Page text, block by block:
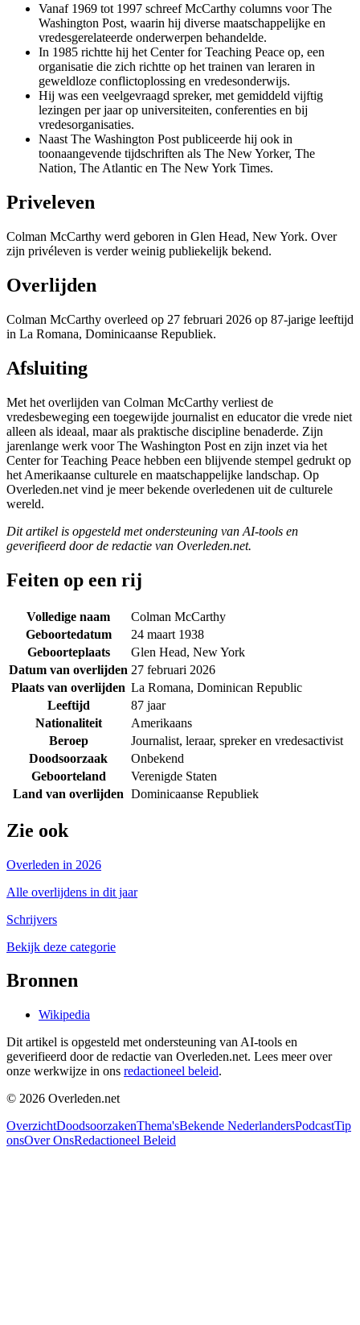
Vanaf 1969 tot 1997 schreef McCarthy columns voor The
Washington Post, waarin hij diverse maatschappelijke en
vredesgerelateerde onderwerpen behandelde.
In 1985 richtte hij het Center for Teaching Peace op, een
organisatie die zich richtte op het trainen van leraren in
geweldloze conflictoplossing en vredesonderwijs.
Hij was een veelgevraagd spreker, met gemiddeld vijftig
lezingen per jaar op universiteiten, conferenties en bij
vredesorganisaties.
Naast The Washington Post publiceerde hij ook in
toonaangevende tijdschriften als The New Yorker, The
Nation, The Atlantic en The New York Times.
Priveleven
Colman McCarthy werd geboren in Glen Head, New York. Over
zijn privéleven is verder weinig publiekelijk bekend.
Overlijden
Colman McCarthy overleed op 27 februari 2026 op 87-jarige leeftijd
in La Romana, Dominicaanse Republiek.
Afsluiting
Met het overlijden van Colman McCarthy verliest de
vredesbeweging een toegewijde journalist en educator die vrede niet
alleen als ideaal, maar als praktische discipline benaderde. Zijn
jarenlange werk voor The Washington Post en zijn inzet via het
Center for Teaching Peace hebben een blijvende stempel gedrukt op
het Amerikaanse culturele en maatschappelijke landschap. Op
Overleden.net vind je meer bekende overledenen uit de culturele
wereld.
Dit artikel is opgesteld met ondersteuning van AI-tools en
geverifieerd door de redactie van Overleden.net.
Feiten op een rij
Volledige naam
Colman McCarthy
Geboortedatum
24 maart 1938
Geboorteplaats
Glen Head, New York
Datum van overlijden 27 februari 2026
Plaats van overlijden La Romana, Dominican Republic
Leeftijd
87 jaar
Nationaliteit
Amerikaans
Beroep
Journalist, leraar, spreker en vredesactivist
Doodsoorzaak
Onbekend
Geboorteland
Verenigde Staten
Land van overlijden Dominicaanse Republiek
Zie ook
Overleden in 2026
Alle overlijdens in dit jaar
Schrijvers
Bekijk deze categorie
Bronnen
Wikipedia
Dit artikel is opgesteld met ondersteuning van AI-tools en
geverifieerd door de redactie van Overleden.net. Lees meer over
onze werkwijze in ons redactioneel beleid.
© 2026 Overleden.net
OverzichtDoodsoorzakenThema'sBekende NederlandersPodcastTip
onsOver OnsRedactioneel Beleid